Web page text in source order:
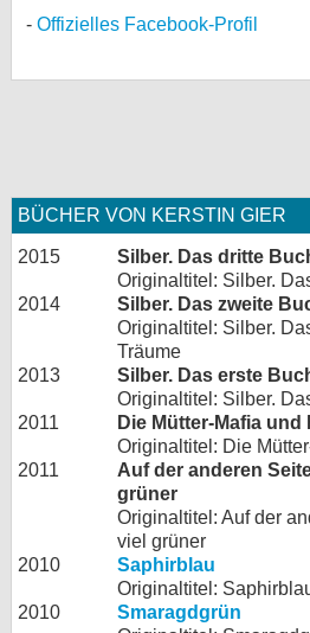
Offizielles Facebook-Profil
BÜCHER VON KERSTIN GIER
2015
Silber. Das dritte
Originaltitel: Silber.
2014
Silber. Das zweite
Originaltitel: Silber.
Träume
2013
Silber. Das erste
Originaltitel: Silber.
2011
Die Mütter-Mafia und
Originaltitel: Die
2011
Auf der anderen
grüner
Originaltitel: Auf der
viel grüner
2010
Saphirblau
Originaltitel:
2010
Smaragdgrün